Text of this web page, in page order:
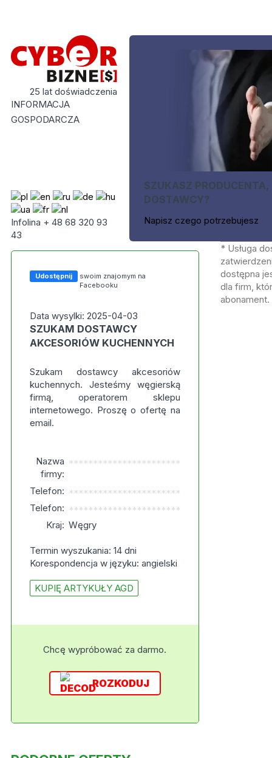
25 lat doświadczenia
INFORMACJA
GOSPODARCZA
Infolina + 48 68 320 93
43
SZUKASZ PRODUCENTA,
DOSTAWCY?
Napisz czego potrzebujesz
Udostępnij
swoim znajomym na
Facebooku
Data wysylki: 2025-04-03
SZUKAM DOSTAWCY
AKCESORIÓW KUCHENNYCH
Szukam dostawcy akcesoriów
kuchennych. Jesteśmy węgierską
firmą, operatorem sklepu
internetowego. Proszę o ofertę na
email.
Nazwa
firmy:
***********************
Telefon: ***********************
Telefon: ***********************
Kraj: Węgry
Termin wyszukania: 14 dni
Korespondencja w języku: angielski
KUPIĘ ARTYKUŁY AGD
Chcę wypróbować za darmo.
ROZKODUJ
* Usługa
dostępna
dla firm,
abonament.